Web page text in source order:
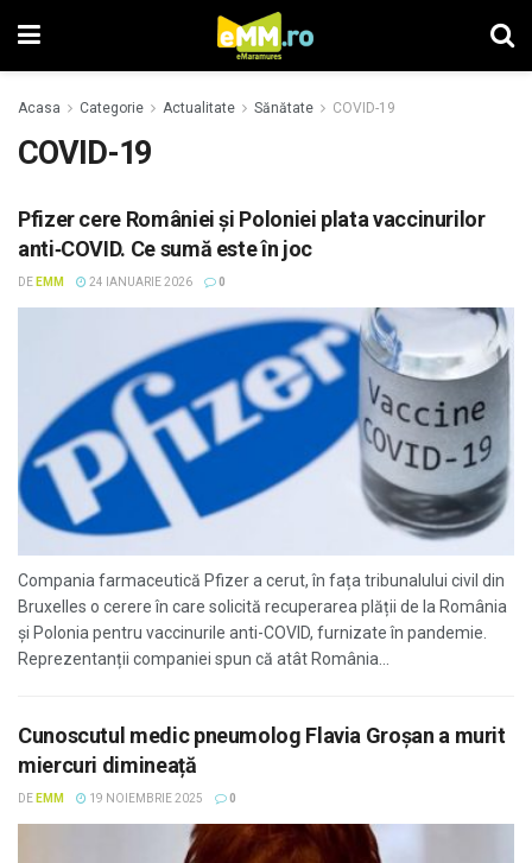
Acasa Categorie Actualitate Sănătate COVID-19
COVID-19
Pfizer cere României și Poloniei plata vaccinurilor
anti‑COVID. Ce sumă este în joc
DE EMM 24 IANUARIE 2026 0
Compania farmaceutică Pfizer a cerut, în fața tribunalului civil din
Bruxelles o cerere în care solicită recuperarea plății de la România
și Polonia pentru vaccinurile anti-COVID, furnizate în pandemie.
Reprezentanții companiei spun că atât România...
Cunoscutul medic pneumolog Flavia Groșan a murit
miercuri dimineață
DE EMM 19 NOIEMBRIE 2025 0